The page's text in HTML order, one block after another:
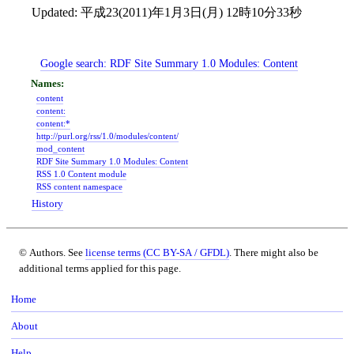
Updated: 平成23(2011)年1月3日(月) 12時10分33秒
Google search:RDF Site Summary 1.0 Modules: Content
content
content:
content:*
http://purl.org/rss/1.0/modules/content/
mod_content
RDF Site Summary 1.0 Modules: Content
RSS 1.0 Content module
RSS content namespace
History
© Authors. See license terms (CC BY-SA / GFDL)
additional terms applied for this page.
Home
About